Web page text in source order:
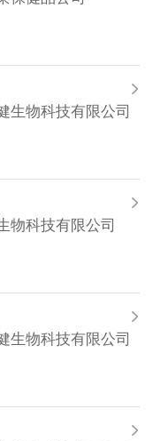
生物科技有限公司
物科技有限公司
生物科技有限公司